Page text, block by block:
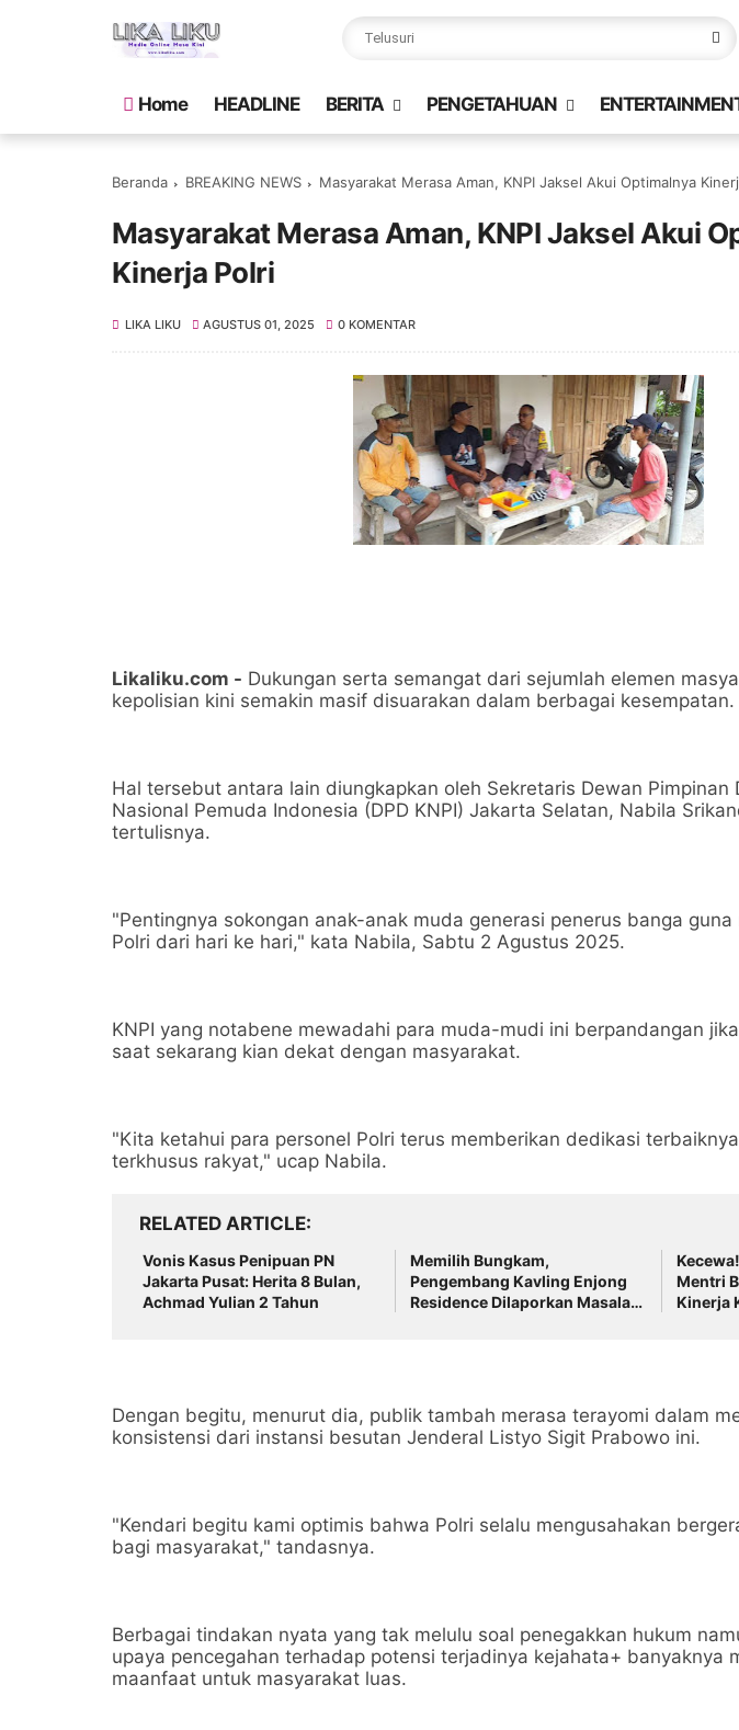
Home HEADLINE BERITA PENGETAHUAN
Beranda BREAKING NEWS Masyarakat Merasa Aman, KNPI Jaksel Akui Optimalnya
Masyarakat Merasa Aman, KNPI Jaksel Akui
Kinerja Polri
LIKA LIKU AGUSTUS 01, 2025 0 KOMENTAR
Likaliku.com - Dukungan serta semangat dari sejumlah elemen
kepolisian kini semakin masif disuarakan dalam berbagai kesempatan.
Hal tersebut antara lain diungkapkan oleh Sekretaris Dewan Pimpinan
Nasional Pemuda Indonesia (DPD KNPI) Jakarta Selatan, Nabila
tertulisnya.
"Pentingnya sokongan anak-anak muda generasi penerus banga
Polri dari hari ke hari," kata Nabila, Sabtu 2 Agustus 2025.
KNPI yang notabene mewadahi para muda-mudi ini berpandangan
saat sekarang kian dekat dengan masyarakat.
"Kita ketahui para personel Polri terus memberikan dedikasi
terkhusus rakyat," ucap Nabila.
RELATED ARTICLE
Vonis Kasus Penipuan PN
Jakarta Pusat: Herita 8 Bulan,
Achmad Yulian 2 Tahun
Memilih Bungkam,
Pengembang Kavling Enjong
Residence Dilaporkan Masalah
Mentri
Kinerja
Dengan begitu, menurut dia, publik tambah merasa terayomi dalam
konsistensi dari instansi besutan Jenderal Listyo Sigit Prabowo ini.
"Kendari begitu kami optimis bahwa Polri selalu mengusahakan
bagi masyarakat," tandasnya.
Berbagai tindakan nyata yang tak melulu soal penegakkan hukum
upaya pencegahan terhadap potensi terjadinya kejahata+ banyaknya
maanfaat untuk masyarakat luas.